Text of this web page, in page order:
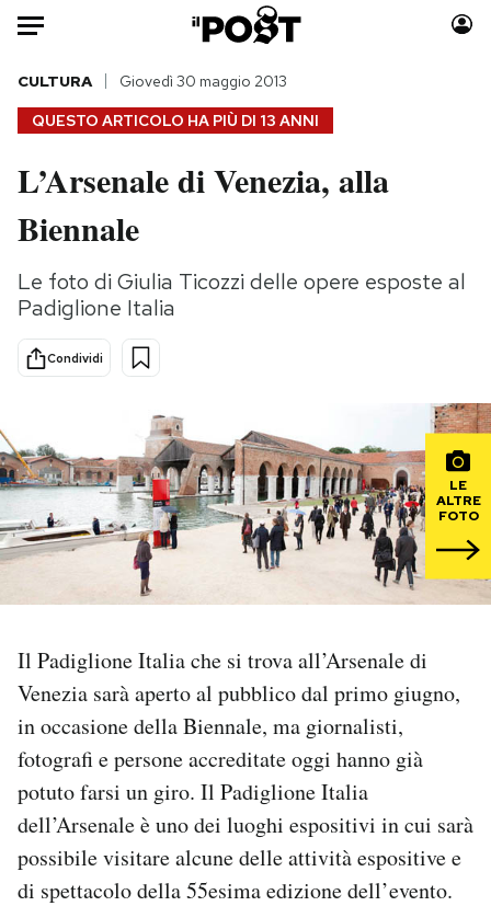
Auto
HOME
Italia
Politica
Tecnologia
Internet
Scienza
Cultura
Moda
Storie/Idee
Mondiali calcio 2026
PODCAST
NEWSLETTER
I MIEI PREFERITI
SHOP
CALENDARIO
AREA PERSONALE
QUESTO ARTICOLO HA PIÙ DI 13 ANNI
CULTURA Giovedì 30 maggio 2013
L’Arsenale di Venezia, alla
Biennale
Le foto di Giulia Ticozzi delle opere esposte al
Padiglione Italia
Condividi
LE
ALTRE
FOTO
Il Padiglione Italia che si trova all’Arsenale di
Venezia sarà aperto al pubblico dal primo giugno,
in occasione della Biennale, ma giornalisti,
fotografi e persone accreditate oggi hanno già
potuto farsi un giro. Il Padiglione Italia
dell’Arsenale è uno dei luoghi espositivi in cui sarà
possibile visitare alcune delle attività espositive e
di spettacolo della 55esima edizione dell’evento.